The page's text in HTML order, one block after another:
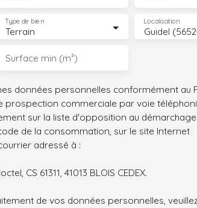
Terrain
Type de bien
Guidel
Localisation
Surface min (m²)
données personnelles conformément au
prospection commerciale par voie
sur la liste d'opposition au
de la consommation, sur le site Internet
adressé à :
CS 61311, 41013 BLOIS CEDEX.
de vos données personnelles,